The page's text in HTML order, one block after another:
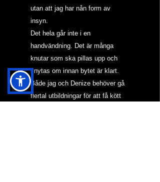
utan att jag har nån form av
insyn.
Det hela går inte i en
handvändning. Det är många
knutar som ska pillas upp och
knytas om innan bytet är klart.
Både jag och Denize behöver gå
flertal utbildningar för att få kött